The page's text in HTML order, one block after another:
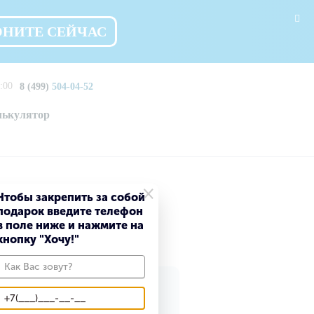
СЕЙЧАС
8 (499) 504-04-52
×
закрепить за собой
введите телефон
поле ниже и нажмите на
"Хочу!"